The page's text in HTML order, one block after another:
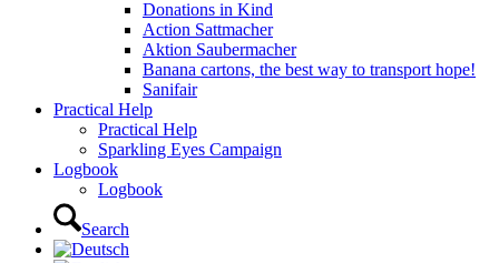
Donations in Kind
Action Sattmacher
Aktion Saubermacher
Banana cartons, the best way to transport hope!
Sanifair
Practical Help
Practical Help
Sparkling Eyes Campaign
Logbook
Logbook
Search